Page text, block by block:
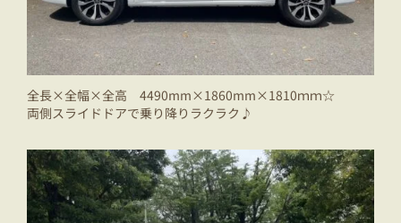
全長×全幅×全高 4490mm×1860mm×1810ｍｍ☆
両側スライドドアで乗り降りラクラク♪